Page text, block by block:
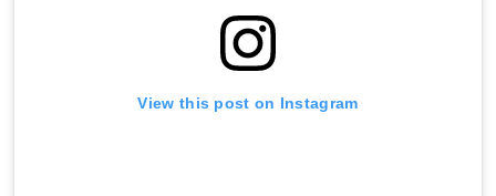
View this post on Instagram